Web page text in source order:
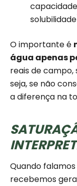
O importante é
água apenas
reais de campo,
seja, se não
a diferença na
Quando
recebemos